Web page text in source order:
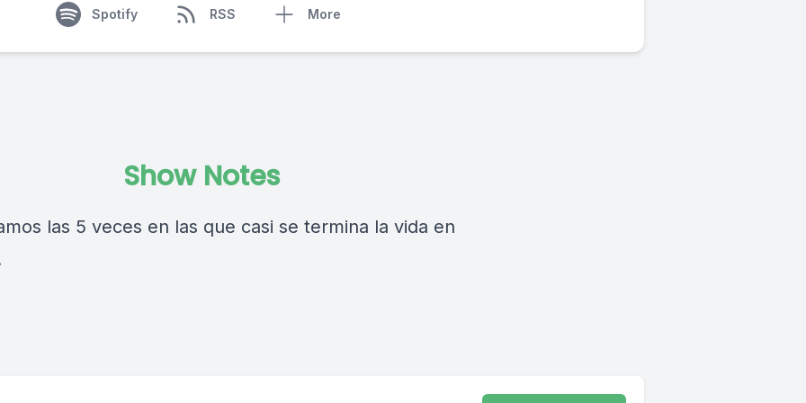
Spotify RSS More
Show Notes
las 5 veces en las que casi se termina la vida en